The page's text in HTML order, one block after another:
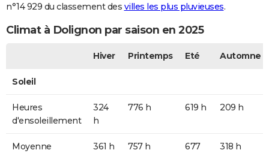
n°14 929 du classement des villes les plus pluvieuses.
Climat à Dolignon par saison en 2025
Hiver Printemps Eté Automne
Soleil
Heures
d'ensoleillement
324
h
776 h 619 h 209 h
Moyenne
361 h 757 h
677
318 h